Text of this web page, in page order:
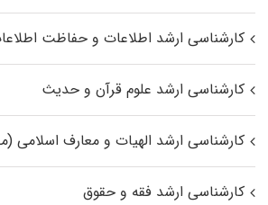
کارشناسی ارشد اطلاعات و حفاظت
کارشناسی ارشد علوم قرآن و حدیث
کارشناسی ارشد الهیات و معارف
کارشناسی ارشد فقه و حقوق